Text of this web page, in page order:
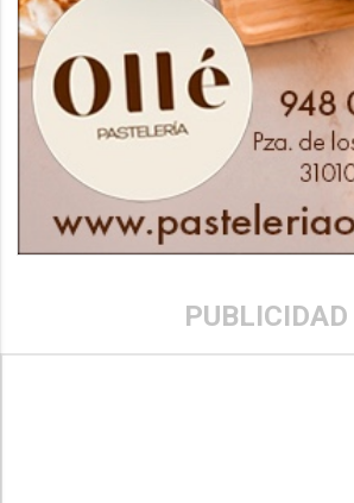
PUBLICIDAD